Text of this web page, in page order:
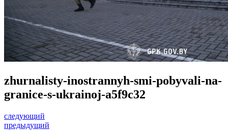
zhurnalisty-inostrannyh-smi-pobyvali-na-
granice-s-ukrainoj-a5f9c32
следующий
предыдущий